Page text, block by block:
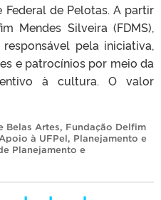
Federal de Pelotas. A partir
Mendes Silveira (FDMS),
pela iniciativa,
e patrocínios por meio da
à cultura. O valor
Belas Artes, Fundação Delfim
à UFPel, Planejamento e
Planejamento e